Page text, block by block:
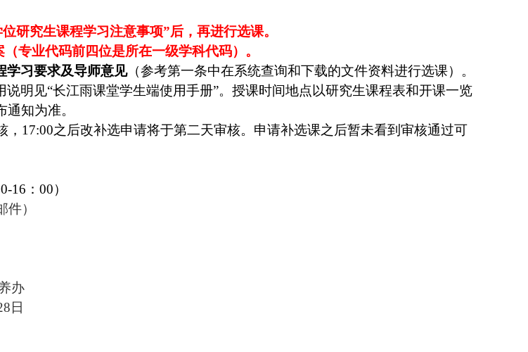
研究生课程学习注意事项”后，再进行选课。
专业代码前四位是所在一级学科代码）。
学习要求及导师意见（参考第一条中在系统查询和下载的文件资料进行选课）。
明见“长江雨课堂学生端使用手册”。授课时间地点以研究生课程表和开课一览
知为准。
，17:00之后改补选申请将于第二天审核。申请补选课之后暂未看到审核通过可
16：00）
）
日